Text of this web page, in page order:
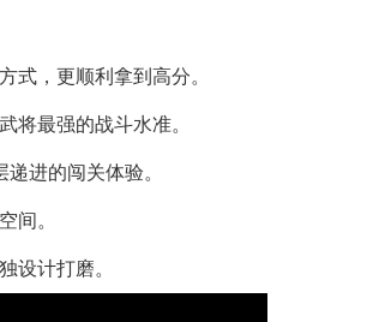
式，更顺利拿到高分。
将最强的战斗水准。
进的闯关体验。
间。
设计打磨。